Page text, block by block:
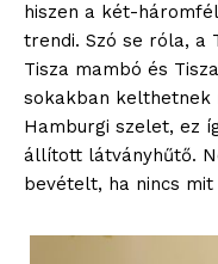
hiszen a két-
trendi. Szó se róla, a
Tisza mambó és
sokakban kelthetnek
Hamburgi szelet, ez
állított látványhűtő.
bevételt, ha nincs